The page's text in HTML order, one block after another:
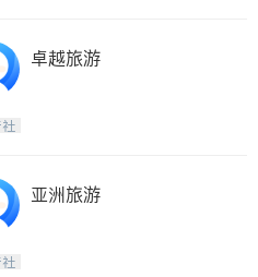
卓越旅游
亚洲旅游